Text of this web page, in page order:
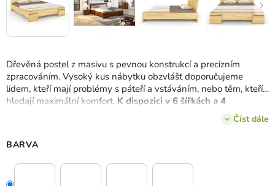
Dřevěná postel z masivu s pevnou konstrukcí a precizním
zpracováním. Vysoký kus nábytku obzvlášť doporučujeme
lidem, kteří mají problémy s páteří a vstáváním, nebo těm, kteří
hledají maximální komfort. K dispozici v 6 šířkách a 4
Číst dále
BARVA